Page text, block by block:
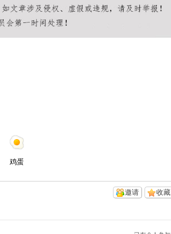
鸡蛋
收藏
邀请